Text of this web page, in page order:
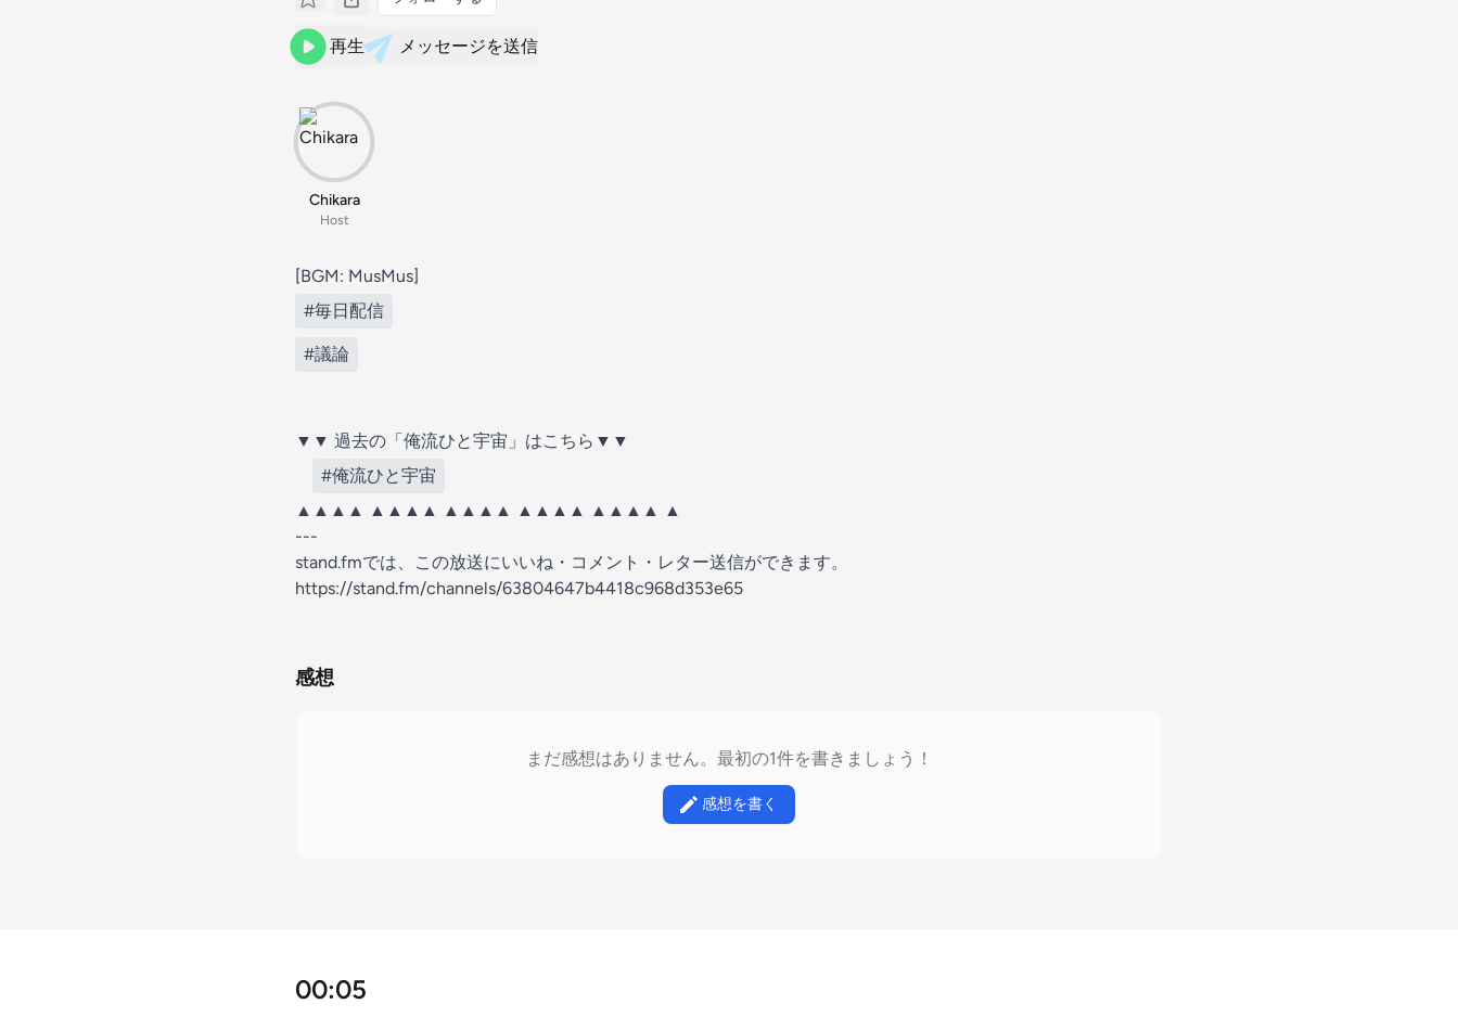
再生 メッセージを送信
Chikara
Host
[BGM: MusMus]
#毎日配信
#議論
▼▼ 過去の「俺流ひと宇宙」はこちら▼▼
#俺流ひと宇宙
▲▲▲▲ ▲▲▲▲ ▲▲▲▲ ▲▲▲▲ ▲▲▲▲ ▲
---
stand.fmでは、この放送にいいね・コメント・レター送信ができます。
https://stand.fm/channels/63804647b4418c968d353e65
感想
まだ感想はありません。最初の1件を書きましょう！
感想を書く
00:05